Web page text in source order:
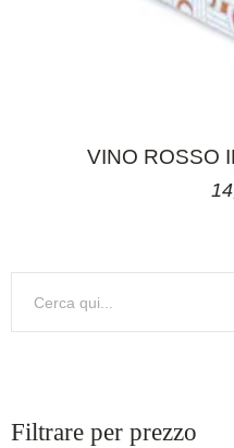
VINO ROSSO
Search
Filtrare per prezzo